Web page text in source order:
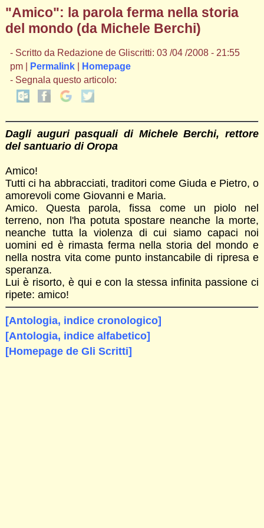
"Amico": la parola ferma nella storia
del mondo (da Michele Berchi)
- Scritto da Redazione de Gliscritti: 03 /04 /2008 - 21:55
pm |
Permalink|
Homepage
- Segnala questo articolo:
Dagli auguri pasquali di Michele Berchi, rettore
del santuario di Oropa
Amico!
Tutti ci ha abbracciati, traditori come Giuda e Pietro, o
amorevoli come Giovanni e Maria.
Amico. Questa parola, fissa come un piolo nel
terreno, non l'ha potuta spostare neanche la morte,
neanche tutta la violenza di cui siamo capaci noi
uomini ed è rimasta ferma nella storia del mondo e
nella nostra vita come punto instancabile di ripresa e
speranza.
Lui è risorto, è qui e con la stessa infinita passione ci
ripete: amico!
[Antologia, indice cronologico]
[Antologia, indice alfabetico]
[Homepage de Gli Scritti]